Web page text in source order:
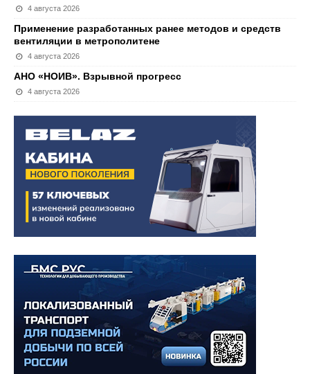
4 августа 2026
Применение разработанных ранее методов и средств
вентиляции в метрополитене
4 августа 2026
АНО «НОИВ». Взрывной прогресс
4 августа 2026